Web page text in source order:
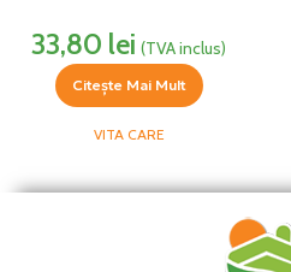
33,80 lei (TVA inclus)
Citește Mai Mult
VITA CARE